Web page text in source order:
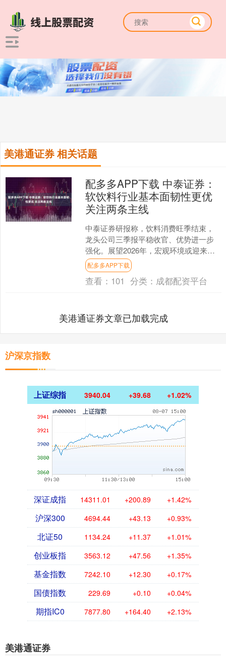
美港通证券 相关话题
配多多APP下载 中泰证券：
软饮料行业基本面韧性更优
关注两条主线
中泰证券研报称，饮料消费旺季结束，
龙头公司三季报平稳收官、优势进一步
强化。展望2026年，宏观环境或迎来盈
利拐点，系列消费政策提振内需，若考
虑中期居民资产负债表....
配多多APP下载
查看： 101 分类： 成都配资平台
美港通证券文章已加载完成
沪深京指数
上证综指 3940.04 +39.68 +1.02%
深证成指 14311.01 +200.89 +1.42%
沪深300 4694.44 +43.13 +0.93%
北证50 1134.24 +11.37 +1.01%
创业板指 3563.12 +47.56 +1.35%
基金指数 7242.10 +12.30 +0.17%
国债指数 229.69 +0.10 +0.04%
期指IC0 7877.80 +164.40 +2.13%
美港通证券